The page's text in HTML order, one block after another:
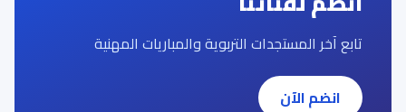
تابع آخر المستجدات التربوية والمباريات المهنية
انضم الآن